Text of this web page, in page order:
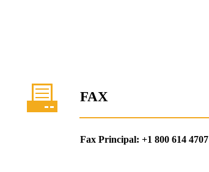
FAX
Fax Principal: +1 800 614 4707